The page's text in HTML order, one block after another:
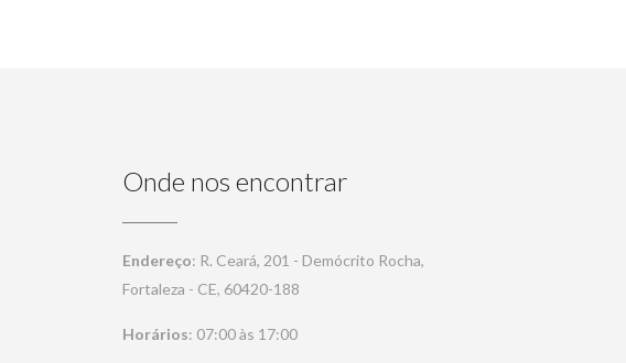
Onde nos encontrar
Endereço: R. Ceará, 201 - Demócrito Rocha,
Fortaleza - CE, 60420-188
Horários: 07:00 às 17:00